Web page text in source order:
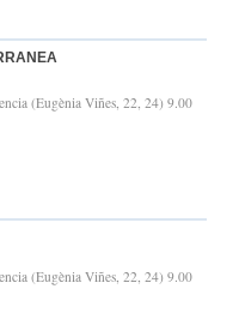
(Eugènia Viñes, 22, 24) 9.00
(Eugènia Viñes, 22, 24) 9.00